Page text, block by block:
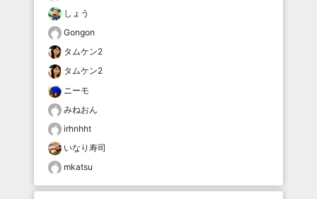
しょう
Gongon
タムケン2
タムケン2
ニーモ
みねおん
irhnhht
いなり寿司
mkatsu